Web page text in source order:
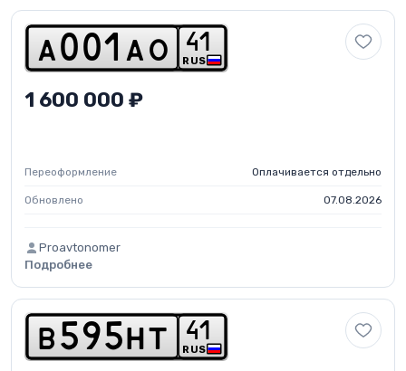
a 0 01 a o RUS
41
1 600 000 ₽
Переоформление Оплачивается отдельно
Обновлено 07.08.2026
Proavtonomer
Подробнее
b 5 9 5 h t RUS
41